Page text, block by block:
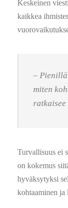
Keskeinen
kaikkea
–
miten
ratkaisee
Turvallisuus ei
on kokemus
hyväksytyksi
kohtaaminen ja